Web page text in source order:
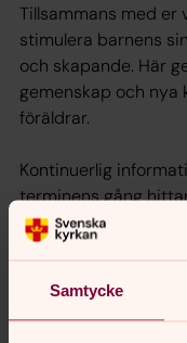
Samtycke
Tillsammans med er
stimulera barnens
och skapande. Här
gemenskap och nya
föräldrar.
Kontinuerlig
terminens gång
barnochfamiljvastervik